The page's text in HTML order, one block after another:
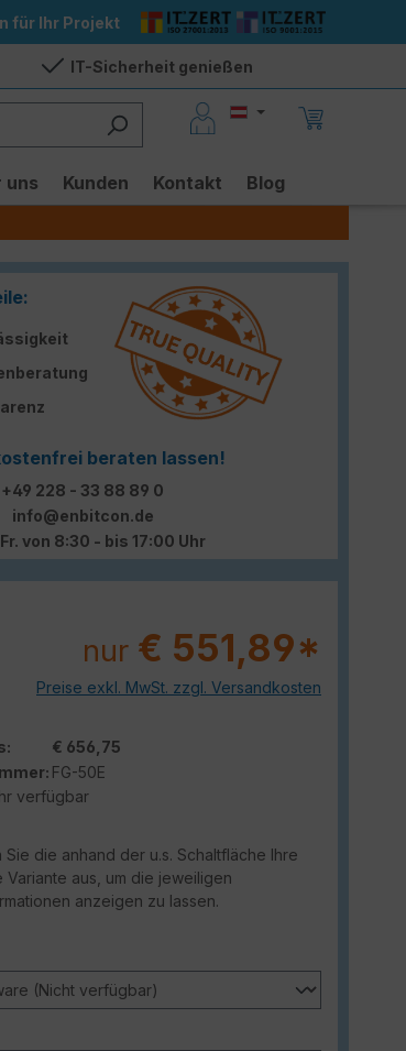
für Ihr Projekt
IT-Sicherheit genießen
uns Kunden Kontakt Blog
beraten lassen!
+49 228 - 33 88 89 0
info@enbitcon.de
von 8:30 - bis 17:00 Uhr
nur € 551,89*
Preise exkl. MwSt. zzgl. Versandkosten
€ 656,75
FG-50E
verfügbar
Sie die anhand der u.s. Schaltfläche Ihre
Variante aus, um die jeweiligen
anzeigen zu lassen.